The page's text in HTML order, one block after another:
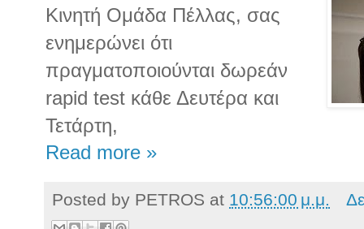
Κινητή Ομάδα Πέλλας, σας
ενημερώνει ότι
πραγματοποιούνται δωρεάν
rapid test κάθε Δευτέρα και
Τετάρτη,
Read more »
Posted by PETROS at 10:56:00 μ.μ.